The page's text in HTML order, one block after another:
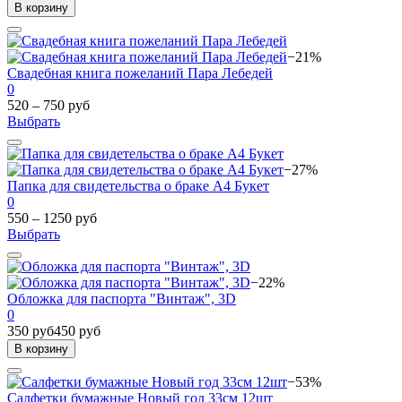
В корзину
−21%
Свадебная книга пожеланий Пара Лебедей
0
520 – 750 руб
Выбрать
−27%
Папка для свидетельства о браке А4 Букет
0
550 – 1250 руб
Выбрать
−22%
Обложка для паспорта "Винтаж", 3D
0
350 руб450 руб
В корзину
−53%
Салфетки бумажные Новый год 33см 12шт